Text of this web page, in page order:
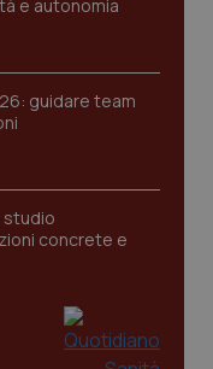
e autonomia
guidare team
studio
concrete e